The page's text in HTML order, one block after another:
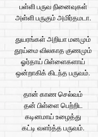
பள்ளி பருவ நினைவுகள்
அள்ளி பருகும் அமிர்தமடா.
துயரங்கள் அறியா மனமும்
தூய்மை விலகாத குணமும்
ஓர்தாய் பிள்ளைகளாய்
ஒன்றாகிக் கிடந்த பருவம்.
தான் காண செல்வம்
தன் பிள்ளை பெற்றிட
கடினமாய் உழைத்து
கட்டி வளர்த்த பருவம்.